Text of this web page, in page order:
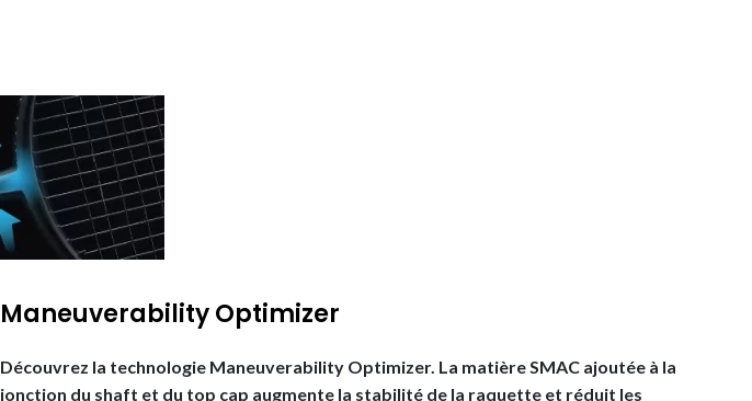
Maneuverability Optimizer
Découvrez la technologie Maneuverability Optimizer. La matière SMAC ajoutée à la
jonction du shaft et du top cap augmente la stabilité de la raquette et réduit les